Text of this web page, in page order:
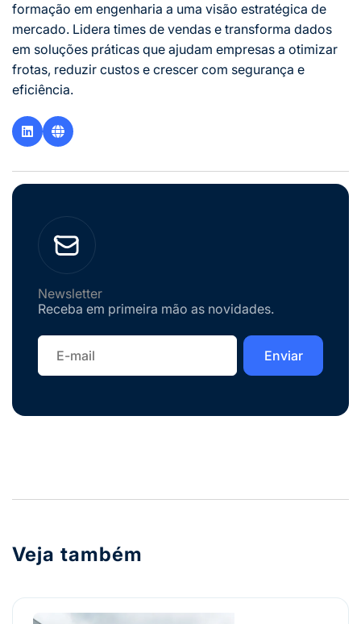
formação em engenharia a uma visão estratégica de
mercado. Lidera times de vendas e transforma dados
em soluções práticas que ajudam empresas a otimizar
frotas, reduzir custos e crescer com segurança e
eficiência.
Newsletter
Receba em primeira mão as novidades.
Veja também